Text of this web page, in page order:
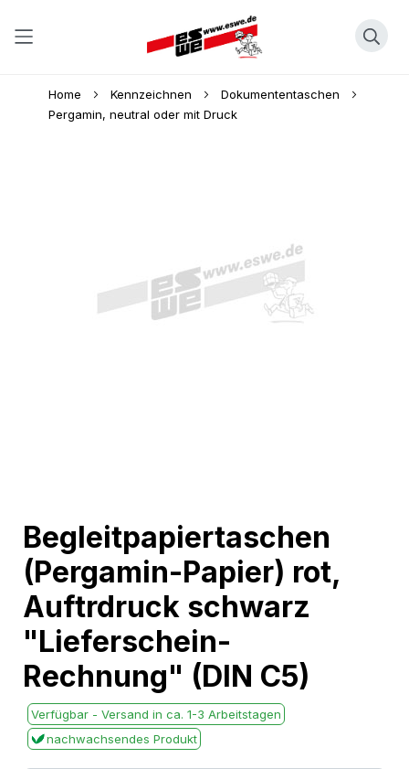
Home Kennzeichnen
Dokumententaschen
Pergamin, neutral oder mit Druck
to
the
beginning
of
the
images
gallery
Begleitpapiertaschen
(Pergamin-Papier) rot,
Auftrdruck schwarz
"Lieferschein-
Rechnung" (DIN C5)
Verfügbar - Versand in ca. 1-3 Arbeitstagen
nachwachsendes Produkt